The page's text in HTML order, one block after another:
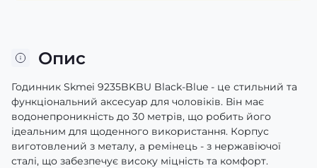
Опис
Годинник Skmei 9235BKBU Black-Blue - це стильний та
функціональний аксесуар для чоловіків. Він має
водонепроникність до 30 метрів, що робить його
ідеальним для щоденного використання. Корпус
виготовлений з металу, а ремінець - з нержавіючої
сталі, що забезпечує високу міцність та комфорт.